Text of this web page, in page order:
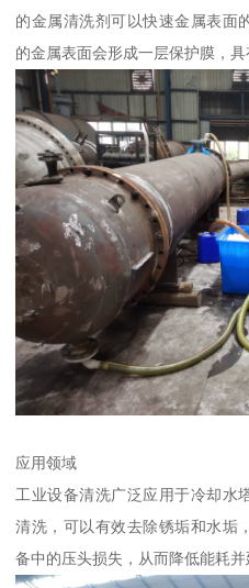
的金属清洗剂可以快速金属表面
的金属表面会形成一层保护膜，具
应用领域
工业设备清洗广泛应用于冷却水
清洗，可以有效去除锈垢和水垢
备中的压头损失，从而降低能耗并